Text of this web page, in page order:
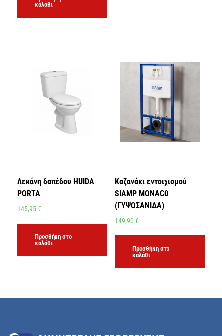
καλάθι
Λεκάνη δαπέδου HUIDA
PORTA
145,95€
Προσθήκη στο
καλάθι
Καζανάκι εντοιχισμού
SIAMP MONACO
(ΓΥΨΟΣΑΝΙΔΑ)
149,90 €
Προσθήκη στο
καλάθι